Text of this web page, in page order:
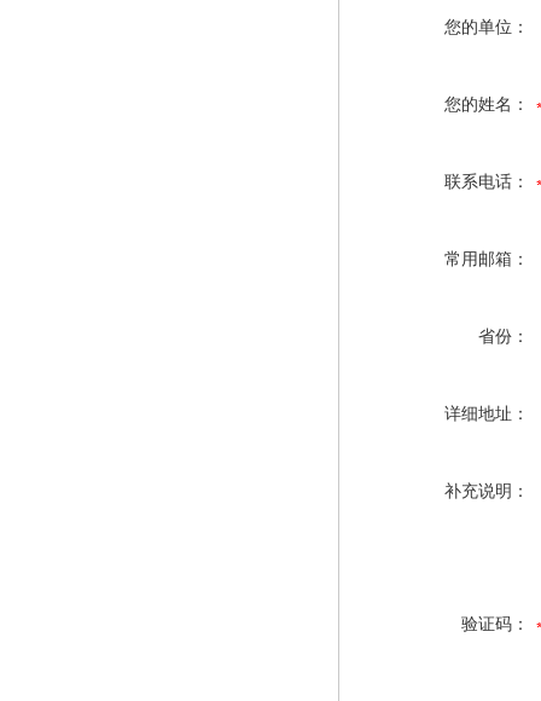
您的单位：
您的姓名：
联系电话：
常用邮箱：
省份：
详细地址：
补充说明：
验证码：